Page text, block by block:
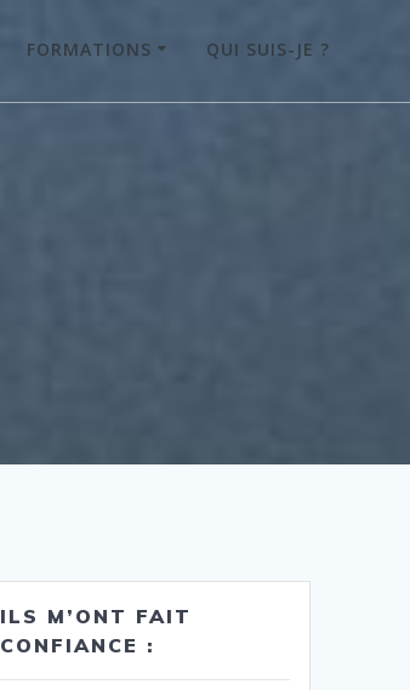
FORMATIONS QUI SUIS-JE ?
ILS M’ONT FAIT
CONFIANCE :